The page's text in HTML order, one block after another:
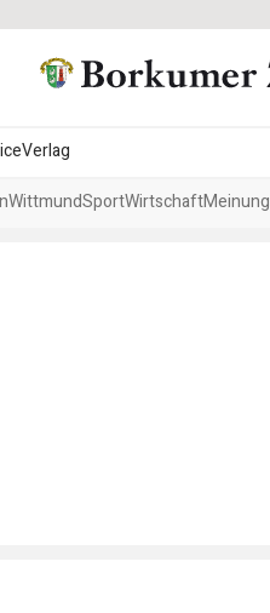
Verlag
WittmundSportWirtschaftMeinung